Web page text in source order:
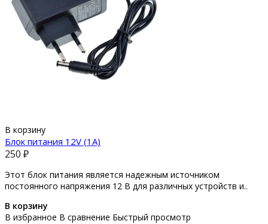
В корзину
Блок питания 12V (1A)
250 ₽
Этот блок питания является надежным источником
постоянного напряжения 12 В для различных устройств и..
В корзину
В избранное В сравнение Быстрый просмотр